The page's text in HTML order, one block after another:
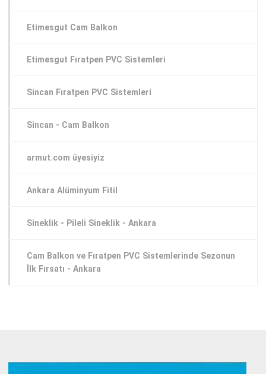
Etimesgut Cam Balkon
Etimesgut Fıratpen PVC Sistemleri
Sincan Fıratpen PVC Sistemleri
Sincan - Cam Balkon
armut.com üyesiyiz
Ankara Alüminyum Fitil
Sineklik - Pileli Sineklik - Ankara
Cam Balkon ve Fıratpen PVC Sistemlerinde Sezonun
İlk Fırsatı - Ankara